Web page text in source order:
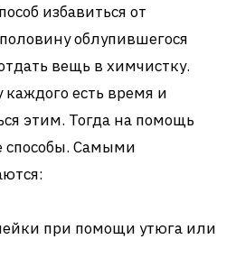
избавиться от
облупившегося
вещь в химчистку.
есть время и
этим. Тогда на помощь
способы. Самыми
при помощи утюга или